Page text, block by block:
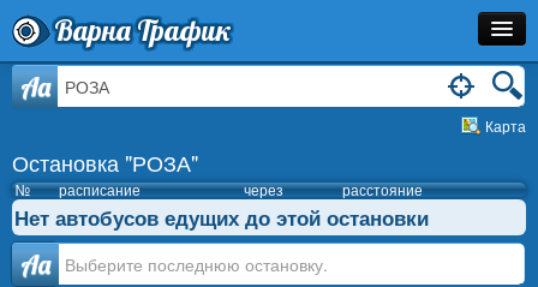
Варна Трафик
Остановка
Расписание
Как Добраться?
Инфо
Aa
Карта
Остановка "РОЗА"
№ расписание через расстояние
Нет автобусов едущих до этой остановки
Аа